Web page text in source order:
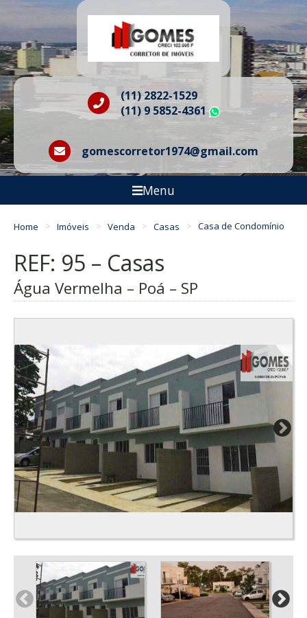
(11) 2822-1529
(11) 9 5852-4361
WhatsApp
gomescorretor1974@gmail.com
Menu
Home Imóveis Venda Casas Casa de Condomínio
REF: 95 – Casas
Água Vermelha – Poá – SP